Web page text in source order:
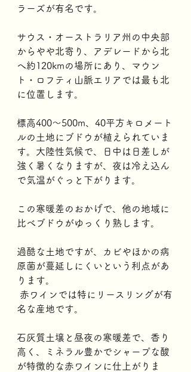
ラーズが有名です。
サウス・オーストラリア州の中央部
からやや北寄り、アデレードから北
へ約120kmの場所にあり、マウン
ト・ロフティ山脈エリアでは最も北
に位置します。
標高400～500m、40平方キロメート
ルの土地にブドウが植えられていま
す。大陸性気候で、日中は日差しが
強く暑くなりますが、夜は冷え込ん
で気温がぐっと下がります。
この寒暖差のおかげで、他の地域に
比べブドウがゆっくり熟します。
過酷な土地ですが、カビやほかの病
原菌が蔓延しにくいという利点があ
ります。
名な産地です。
石灰質土壌と昼夜の寒暖差で、香り
高く、ミネラル豊かでシャープな酸
が特徴的な赤ワインに仕上がりま